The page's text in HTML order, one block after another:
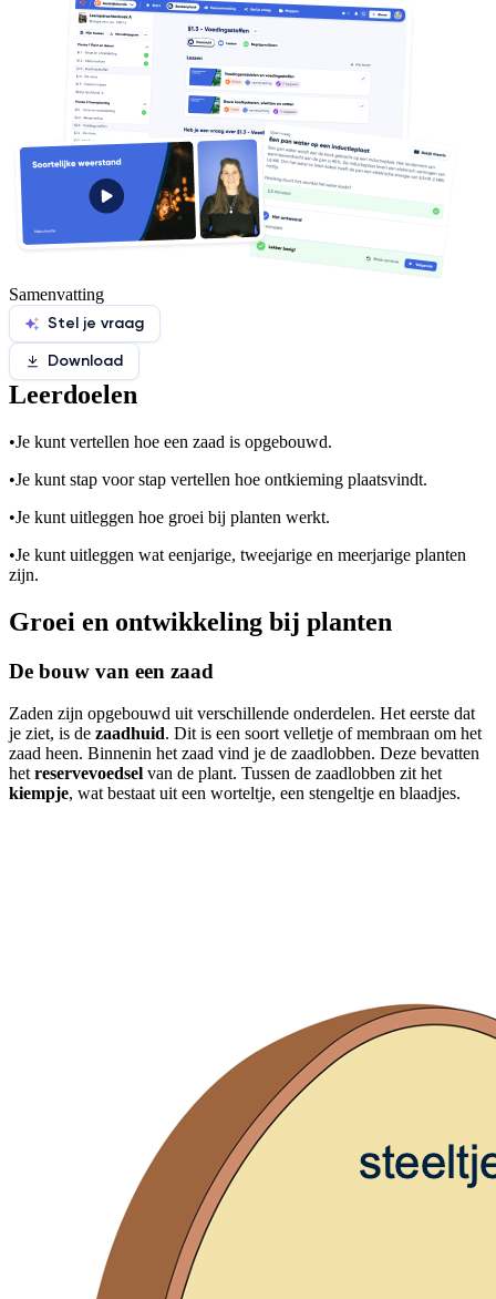
Samenvatting
Stel je vraag
Download
Leerdoelen
•Je kunt vertellen hoe een zaad is opgebouwd.
•Je kunt stap voor stap vertellen hoe ontkieming plaatsvindt.
•Je kunt uitleggen hoe groei bij planten werkt.
•Je kunt uitleggen wat eenjarige, tweejarige en meerjarige planten
zijn.
Groei en ontwikkeling bij planten
De bouw van een zaad
Zaden zijn opgebouwd uit verschillende onderdelen. Het eerste dat
je ziet, is de zaadhuid. Dit is een soort velletje of membraan om het
zaad heen. Binnenin het zaad vind je de zaadlobben. Deze bevatten
het reservevoedsel van de plant. Tussen de zaadlobben zit het
kiempje, wat bestaat uit een worteltje, een stengeltje en blaadjes.